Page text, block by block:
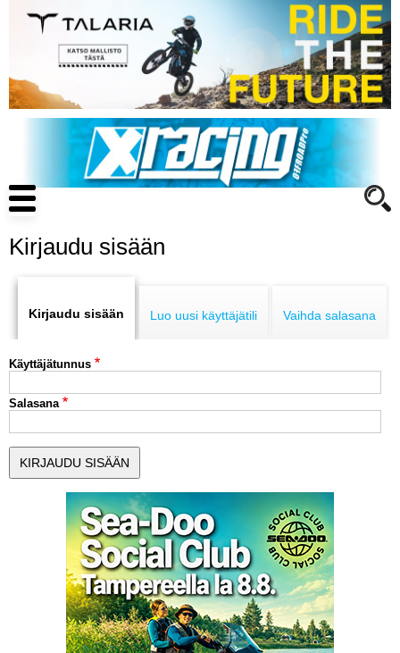
pääsisältöön
Main
navigation
ENDURO
LUE DIGILEHDET
ASIAKASPALVELU JA
OHJEET
MEDIATIEDOT
YHTEYSTIEDOT
Kirjaudu sisään
tabs
Kirjaudu sisään Luo uusi käyttäjätili Vaihda salasana
Käyttäjätunnus
Salasana